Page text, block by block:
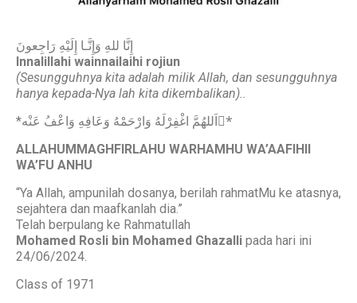
إِنَّا للهِ وَإِنَّـا إِلَيْهِ رَاجِعونَ
Innalillahi wainnailaihi rojiun
(Sesungguhnya kita adalah milik Allah, dan sesungguhnya
hanya kepada-Nya lah kita dikembalikan)..
‎*اَللهُمَّ اغْفِرْلَهُ وَارْحَمْهُ وَعَافِهِ وَاعْفُ عَنْه*ُ
ALLAHUMMAGHFIRLAHU WARHAMHU WA’AAFIHII
WA’FU ANHU
“Ya Allah, ampunilah dosanya, berilah rahmatMu ke atasnya,
sejahtera dan maafkanlah dia.”
Telah berpulang ke Rahmatullah
Mohamed Rosli bin Mohamed Ghazalli pada hari ini
24/06/2024.
Class of 1971